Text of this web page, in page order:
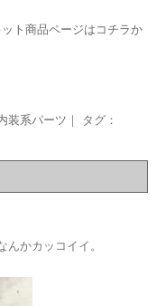
ト商品ページはコチラか
装系パーツ ｜ タグ：
かカッコイイ。